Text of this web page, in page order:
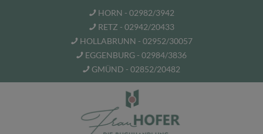
HORN - 02982/3942
RETZ - 02942/20433
HOLLABRUNN - 02952/30057
EGGENBURG - 02984/3836
GMÜND - 02852/20482